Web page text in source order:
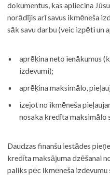
dokumentus, kas apliecina
norādījis arī savus ikmēneša
sāk savu darbu (veic izpēti un
aprēķina neto ienākumus
izdevumi);
aprēķina maksimālo,
izejot no ikmēneša
nosaka kredīta maksimālo
Daudzas finanšu iestādes
kredīta maksājuma dzēšanai
paliks pēc ikmēneša izdevumu